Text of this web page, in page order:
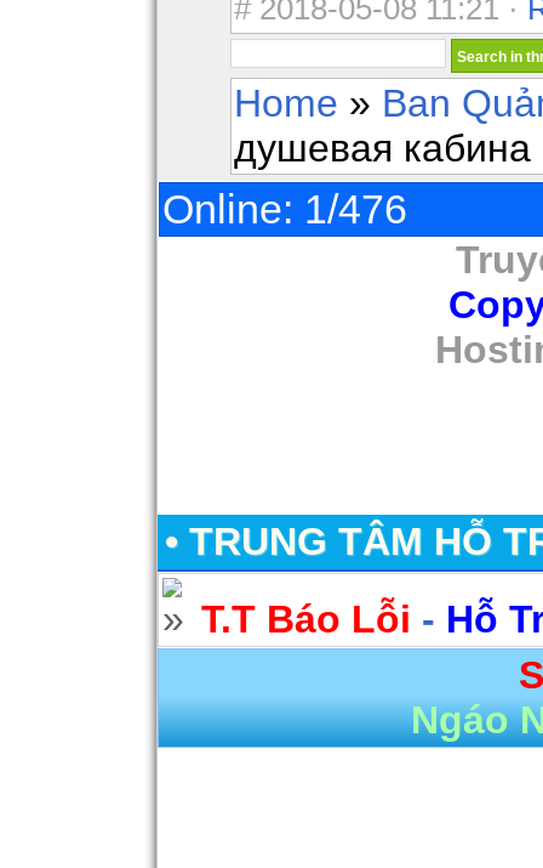
#2018-05-08 11:21 ·
Home » Ban
душевая кабина
Online: 1/476
• TRUNG TÂM HỖ
T.T Báo Lỗi - Hỗ
Ngáo